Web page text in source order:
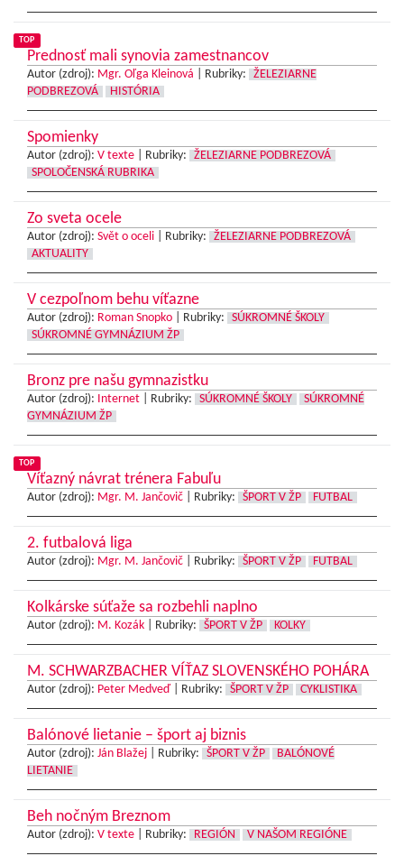
TOP
Prednosť mali synovia zamestnancov
Autor (zdroj): Mgr. Oľga Kleinová Rubriky:
ŽELEZIARNE
PODBREZOVÁ
HISTÓRIA
Spomienky
Autor (zdroj): V texte Rubriky:
ŽELEZIARNE PODBREZOVÁ
SPOLOČENSKÁ RUBRIKA
Zo sveta ocele
Autor (zdroj): Svět o oceli Rubriky:
ŽELEZIARNE PODBREZOVÁ
AKTUALITY
V cezpoľnom behu víťazne
Autor (zdroj): Roman Snopko Rubriky:
SÚKROMNÉ ŠKOLY
SÚKROMNÉ GYMNÁZIUM ŽP
Bronz pre našu gymnazistku
Autor (zdroj): Internet Rubriky: SÚKROMNÉ ŠKOLY
SÚKROMNÉ
GYMNÁZIUM ŽP
TOP
Víťazný návrat trénera Fabuľu
Autor (zdroj): Mgr. M. Jančovič Rubriky: ŠPORT V ŽP FUTBAL
2. futbalová liga
Autor (zdroj): Mgr. M. Jančovič Rubriky: ŠPORT V ŽP FUTBAL
Kolkárske súťaže sa rozbehli naplno
Autor (zdroj): M. Kozák Rubriky: ŠPORT V ŽP KOLKY
M. SCHWARZBACHER VÍŤAZ SLOVENSKÉHO POHÁRA
Autor (zdroj): Peter Medveď Rubriky: ŠPORT V ŽP CYKLISTIKA
Balónové lietanie – šport aj biznis
Autor (zdroj): Ján Blažej Rubriky: ŠPORT V ŽP
BALÓNOVÉ
LIETANIE
Beh nočným Breznom
Autor (zdroj): V texte Rubriky: REGIÓN V NAŠOM REGIÓNE